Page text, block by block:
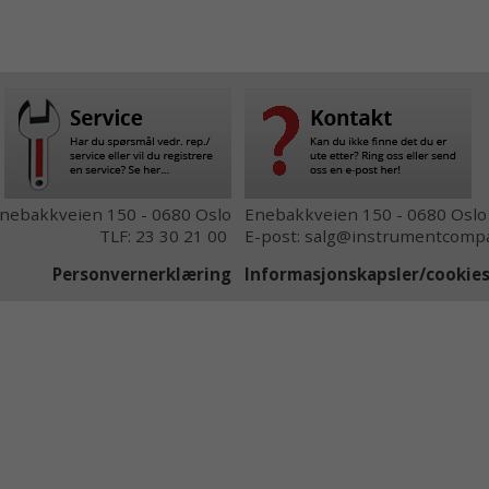
150 - 0680 Oslo
TLF: 23 30 21 00
Personvernerklæring
Enebakkveien 150 - 0680 Oslo
E-post:
Informasjonskapsler/cookies